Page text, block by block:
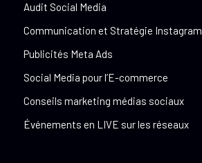
Audit Social Media
Communication et Stratégie Instagram
Publicités Meta Ads
Social Media pour l’E-commerce
Conseils marketing médias sociaux
Événements en LIVE sur les réseaux